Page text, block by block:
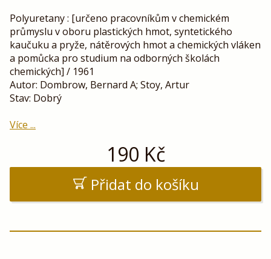
Polyuretany : [určeno pracovníkům v chemickém
průmyslu v oboru plastických hmot, syntetického
kaučuku a pryže, nátěrových hmot a chemických vláken
a pomůcka pro studium na odborných školách
chemických] / 1961
Autor: Dombrow, Bernard A; Stoy, Artur
Stav: Dobrý
Více ...
190 Kč
Přidat do košíku